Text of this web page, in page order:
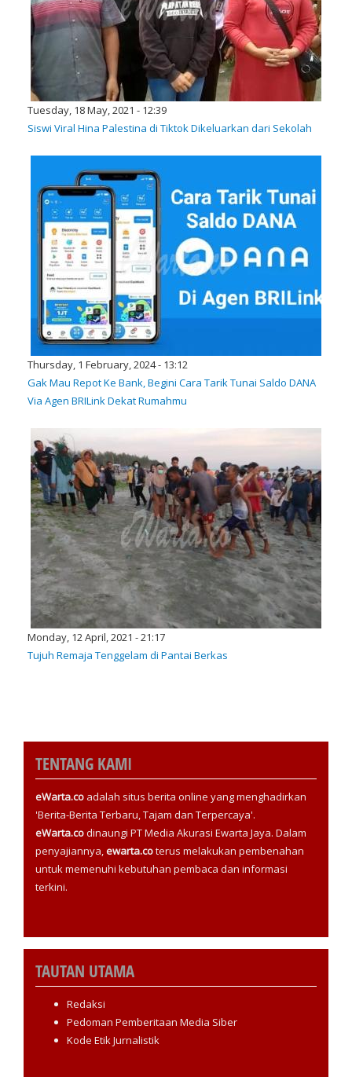
Tuesday, 18 May, 2021 - 12:39
Siswi Viral Hina Palestina di Tiktok Dikeluarkan dari Sekolah
Thursday, 1 February, 2024 - 13:12
Gak Mau Repot Ke Bank, Begini Cara Tarik Tunai Saldo DANA
Via Agen BRILink Dekat Rumahmu
Monday, 12 April, 2021 - 21:17
Tujuh Remaja Tenggelam di Pantai Berkas
TENTANG KAMI
eWarta.co adalah situs berita online yang menghadirkan
'Berita-Berita Terbaru, Tajam dan Terpercaya'.
eWarta.codinaungi PT Media Akurasi Ewarta Jaya. Dalam
penyajiannya, ewarta.coterus melakukan pembenahan
untuk memenuhi kebutuhan pembaca dan informasi
terkini.
TAUTAN UTAMA
Redaksi
Pedoman Pemberitaan Media Siber
Kode Etik Jurnalistik